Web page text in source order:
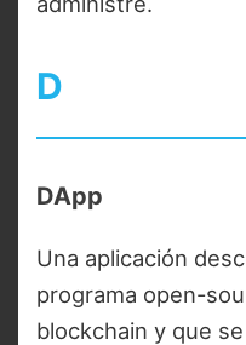
D
DApp
Una aplicación
programa open-
blockchain y que